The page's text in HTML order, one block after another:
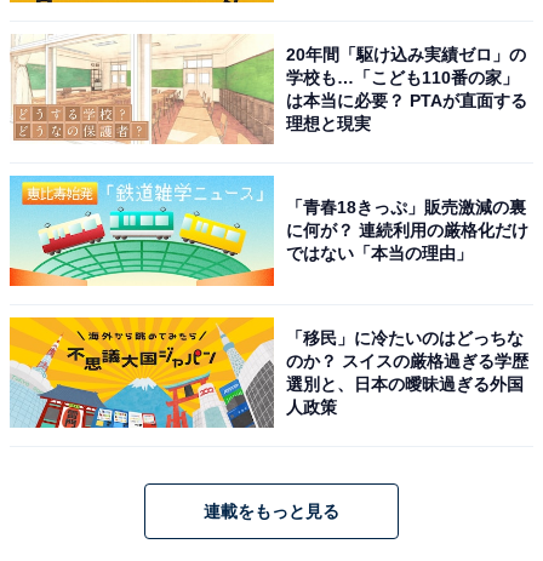
20年間「駆け込み実績ゼロ」の
学校も…「こども110番の家」
は本当に必要？ PTAが直面する
理想と現実
「青春18きっぷ」販売激減の裏
に何が？ 連続利用の厳格化だけ
ではない「本当の理由」
「移民」に冷たいのはどっちな
のか？ スイスの厳格過ぎる学歴
選別と、日本の曖昧過ぎる外国
人政策
連載をもっと見る